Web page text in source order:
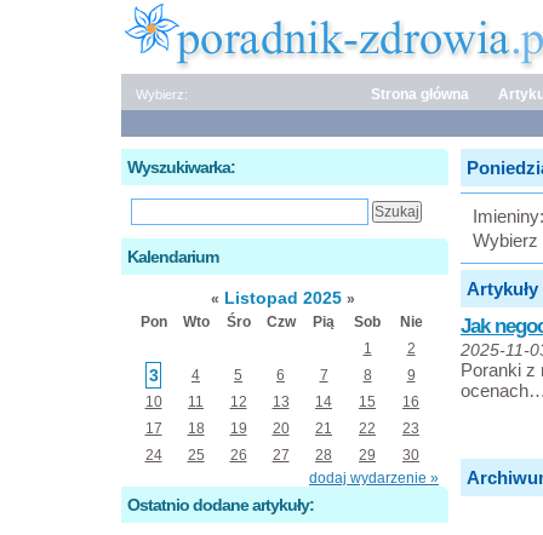
Wybierz: Strona główna
Wybierz
Jak
2025-11-
Poranki z
Wyszukiwarka:
Kalendarium
« Listopad 2025 »
Pon
Wto Śro Czw Pią Sob
Nie
1
2
3 4 5 6 7 8
9
10
11 12 13 14 15
16
17
18 19 20 21 22
23
24
25 26 27 28 29
30
dodaj wydarzenie »
Ostatnio dodane artykuły: